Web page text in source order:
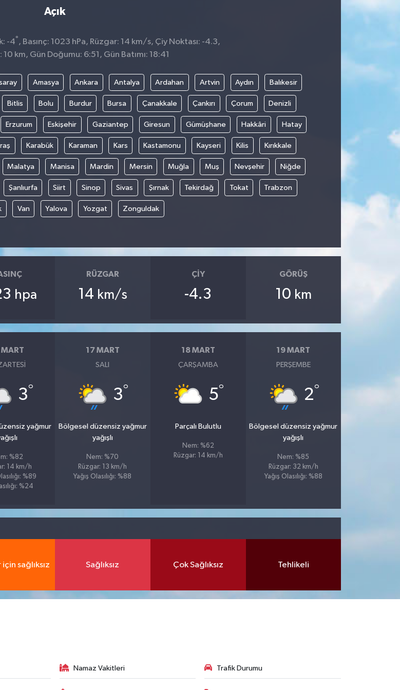
Açık
-4° , Basınç: 1023 hPa, Rüzgar: 14 km/s, Çiy Noktası: -4.3,
km, Gün Doğumu: 6:51, Gün Batımı: 18:41
Amasya Ankara Antalya Ardahan Artvin Aydın Balıkesir
Bitlis Bolu Burdur Bursa Çanakkale Çankırı Çorum Denizli
Erzurum Eskişehir Gaziantep Giresun Gümüşhane Hakkâri Hatay
Karabük Karaman Kars Kastamonu Kayseri Kilis Kırıkkale
Malatya Manisa Mardin Mersin Muğla Muş Nevşehir Niğde
Şanlıurfa Siirt Sinop Sivas Şırnak Tekirdağ Tokat Trabzon
Van Yalova Yozgat Zonguldak
hpa
RÜZGAR
14 km/s
ÇIY
-4.3
GÖRÜŞ
10 km
MART
3°
yağmur
%82
14 km/h
%89
%24
17 MART
SALI
3°
Bölgesel düzensiz yağmur
yağışlı
Nem: %70
Rüzgar: 13 km/h
Yağış Olasılığı: %88
18 MART
ÇARŞAMBA
5°
Parçalı Bulutlu
Nem: %62
Rüzgar: 14 km/h
19 MART
PERŞEMBE
2°
Bölgesel düzensiz yağmur
yağışlı
Nem: %85
Rüzgar: 32 km/h
Yağış Olasılığı: %88
sağlıksız Sağlıksız Çok Sağlıksız Tehlikeli
Namaz Vakitleri Trafik Durumu